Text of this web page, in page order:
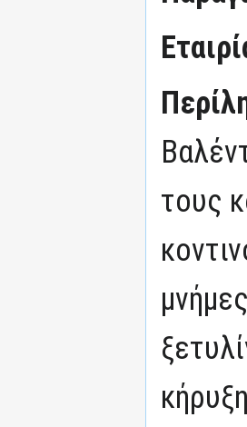
τους